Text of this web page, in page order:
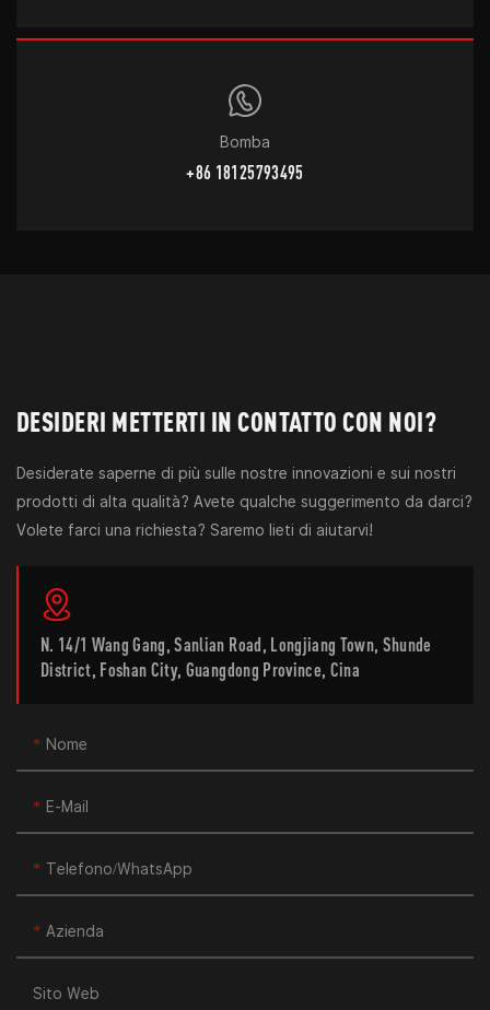
Bomba
+86 18125793495
DESIDERI METTERTI IN CONTATTO CON NOI?
Desiderate saperne di più sulle nostre innovazioni e sui nostri
prodotti di alta qualità? Avete qualche suggerimento da darci?
Volete farci una richiesta? Saremo lieti di aiutarvi!
N. 14/1 Wang Gang, Sanlian Road, Longjiang Town, Shunde
District, Foshan City, Guangdong Province, Cina
Nome
E-Mail
Telefono/WhatsApp
Azienda
Sito Web